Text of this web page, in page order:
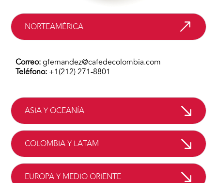
NORTEAMÉRICA
Correo:gfernandez@cafedecolombia.com
Teléfono: +1(212) 271-8801
ASIA Y OCEANÍA
COLOMBIA Y LATAM
EUROPA Y MEDIO ORIENTE